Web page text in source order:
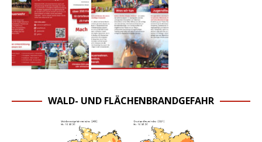
WALD- UND FLÄCHENBRANDGEFAHR